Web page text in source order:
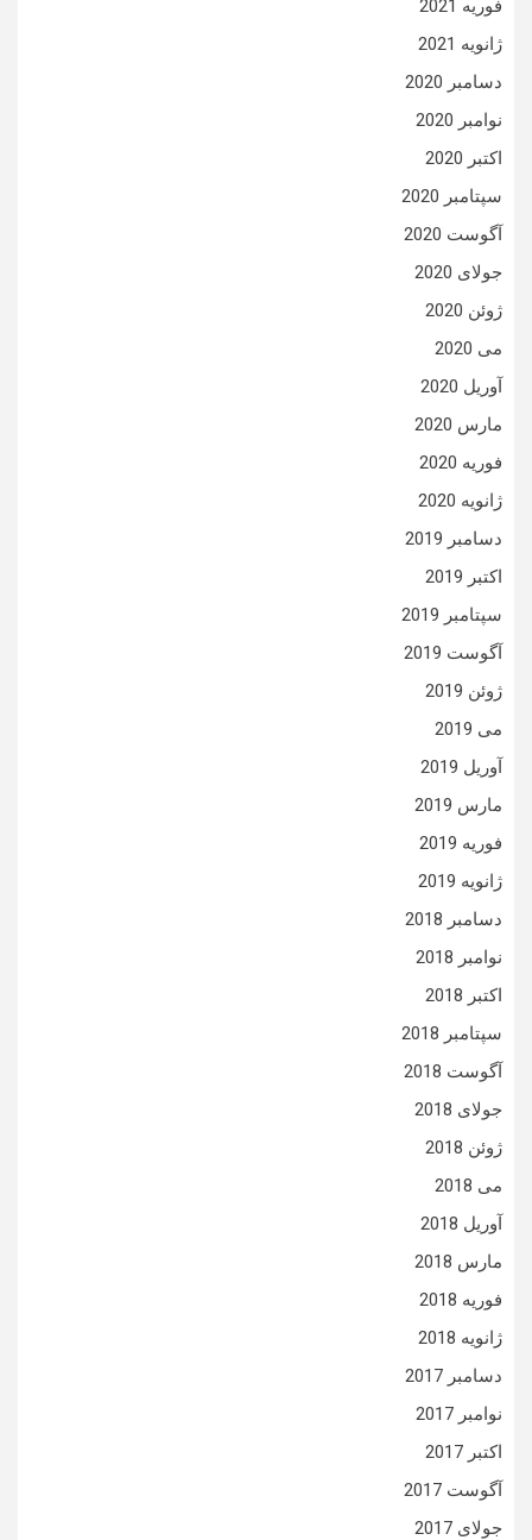
فوریه 2021
ژانویه 2021
دسامبر 2020
نوامبر 2020
اکتبر 2020
سپتامبر 2020
آگوست 2020
جولای 2020
ژوئن 2020
می 2020
آوریل 2020
مارس 2020
فوریه 2020
ژانویه 2020
دسامبر 2019
اکتبر 2019
سپتامبر 2019
آگوست 2019
ژوئن 2019
می 2019
آوریل 2019
مارس 2019
فوریه 2019
ژانویه 2019
دسامبر 2018
نوامبر 2018
اکتبر 2018
سپتامبر 2018
آگوست 2018
جولای 2018
ژوئن 2018
می 2018
آوریل 2018
مارس 2018
فوریه 2018
ژانویه 2018
دسامبر 2017
نوامبر 2017
اکتبر 2017
آگوست 2017
جولای 2017